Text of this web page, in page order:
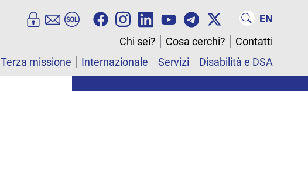
EN
Chi sei?
Cosa cerchi?
Contatti
Terza missione Internazionale Servizi Disabilità e DSA